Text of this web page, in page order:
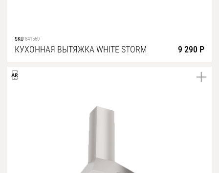
SKU 841560
КУХОННАЯ ВЫТЯЖКА WHITE STORM 9 290 Р